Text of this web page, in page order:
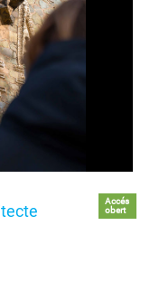
Accés
obert